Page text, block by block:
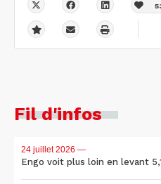
Fil d'infos
24 juillet 2026 —
Engo voit plus loin en levant